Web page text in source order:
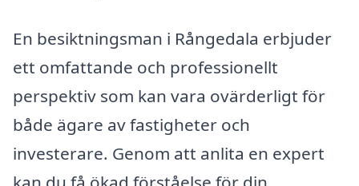
En besiktningsman i Rångedala erbjuder
ett omfattande och professionellt
perspektiv som kan vara ovärderligt för
både ägare av fastigheter och
investerare. Genom att anlita en expert